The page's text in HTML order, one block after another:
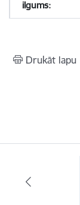
Drukāt lapu